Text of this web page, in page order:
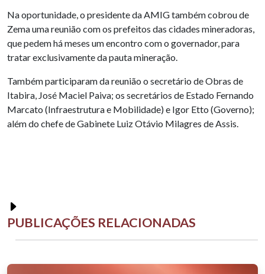
Na oportunidade, o presidente da AMIG também cobrou de
Zema uma reunião com os prefeitos das cidades mineradoras,
que pedem há meses um encontro com o governador, para
tratar exclusivamente da pauta mineração.
Também participaram da reunião o secretário de Obras de
Itabira, José Maciel Paiva; os secretários de Estado Fernando
Marcato (Infraestrutura e Mobilidade) e Igor Etto (Governo);
além do chefe de Gabinete Luiz Otávio Milagres de Assis.
PUBLICAÇÕES RELACIONADAS